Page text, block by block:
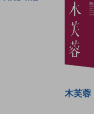
木芙蓉